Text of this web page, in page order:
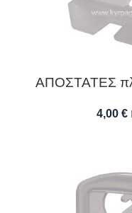
ΑΠΟΣΤΑΤΕΣ
4,00 €